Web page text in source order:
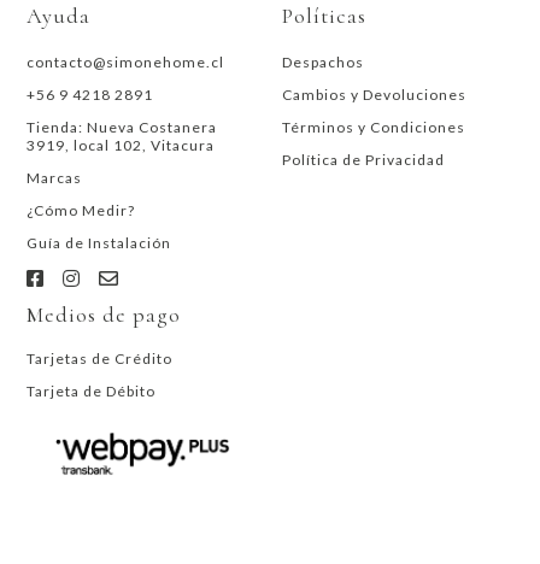
Ayuda
contacto@simonehome.cl
+56 9 4218 2891
Tienda: Nueva Costanera
3919, local 102, Vitacura
Marcas
¿Cómo Medir?
Guía de Instalación
Políticas
Despachos
Cambios y Devoluciones
Términos y Condiciones
Política de Privacidad
Medios de pago
Tarjetas de Crédito
Tarjeta de Débito